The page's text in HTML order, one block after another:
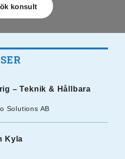
– Teknik & Hållbara
Solutions AB
Kyla